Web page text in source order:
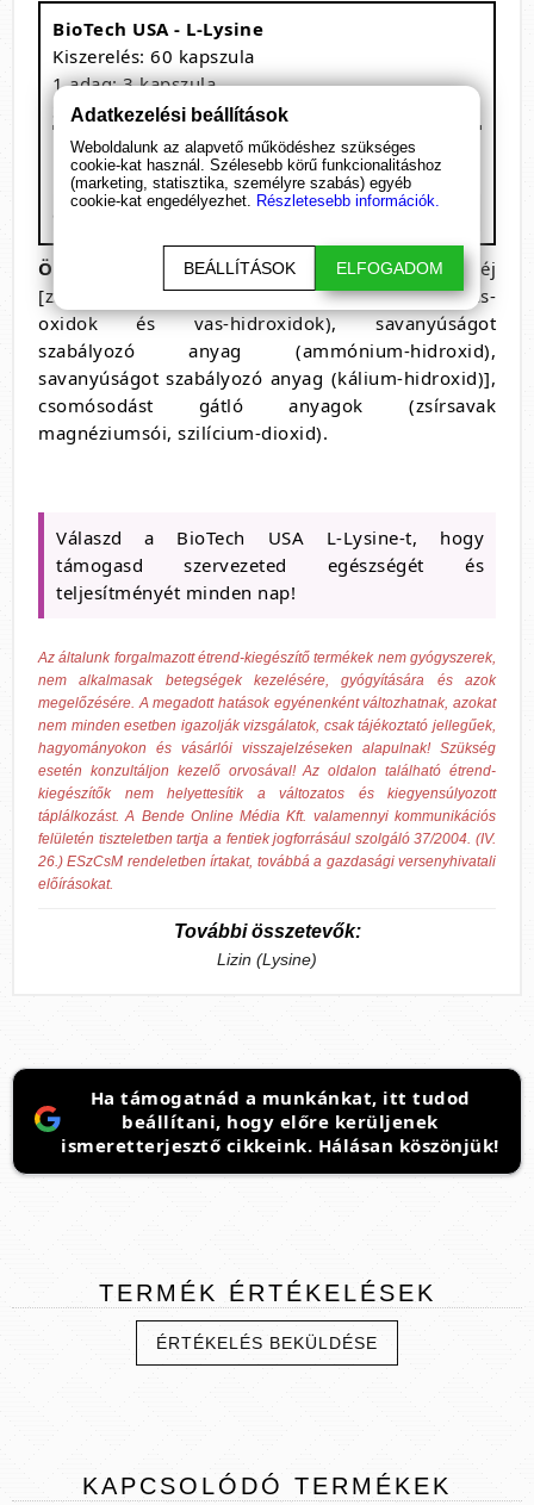
BioTech USA - L-Lysine
Kiszerelés: 60 kapszula
1 adag: 3 kapszula
30 adagot tartalmaz
Megnevezés
/ 1 kapszula
L-lizin hidroklorid
1874 mg
amelyből L-lizin
1500 mg
Összetevők
: L-lizin-hidroklorid 82,8%, kapszulahéj
[zselatin, fényezőanyag (sellak), színezék (vas-
oxidok és vas-hidroxidok), savanyúságot
szabályozó anyag (ammónium-hidroxid),
savanyúságot szabályozó anyag (kálium-hidroxid)],
csomósodást gátló anyagok (zsírsavak
magnéziumsói, szilícium-dioxid).
Válaszd a BioTech USA L-Lysine-t, hogy
támogasd szervezeted egészségét és
teljesítményét minden nap!
Az általunk forgalmazott étrend-kiegészítő termékek nem gyógyszerek,
nem alkalmasak betegségek kezelésére, gyógyítására és azok
megelőzésére. A megadott hatások egyénenként változhatnak, azokat
nem minden esetben igazolják vizsgálatok, csak tájékoztató jellegűek,
hagyományokon és vásárlói visszajelzéseken alapulnak! Szükség
esetén konzultáljon kezelő orvosával! Az oldalon található étrend-
kiegészítők nem helyettesítik a változatos és kiegyensúlyozott
táplálkozást. A Bende Online Média Kft. valamennyi kommunikációs
felületén tiszteletben tartja a fentiek jogforrásául szolgáló 37/2004. (IV.
26.) ESzCsM rendeletben írtakat, továbbá a gazdasági versenyhivatali
előírásokat.
További összetevők:
Lizin (Lysine)
Ha támogatnád a munkánkat, itt tudod
beállítani, hogy előre kerüljenek
ismeretterjesztő cikkeink. Hálásan köszönjük!
TERMÉK ÉRTÉKELÉSEK
ÉRTÉKELÉS BEKÜLDÉSE
KAPCSOLÓDÓ TERMÉKEK
Adatkezelési beállítások
Weboldalunk az alapvető működéshez szükséges
cookie-kat használ. Szélesebb körű funkcionalitáshoz
(marketing, statisztika, személyre szabás) egyéb
cookie-kat engedélyezhet. Részletesebb információk.
BEÁLLÍTÁSOK ELFOGADOM